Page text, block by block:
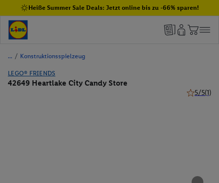
Heiße Summer Sale Deals: Jetzt online bis zu -66% sparen!
/ Konstruktionsspielzeug
LEGO® FRIENDS
42649 Heartlake City Candy Store
5/5(1)